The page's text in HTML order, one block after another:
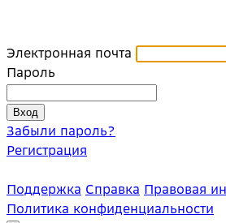
Электронная почта
Пароль
Забыли пароль?
Регистрация
Поддержка Справка Правовая
Политика конфиденциальности